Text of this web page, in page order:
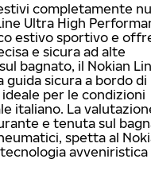
completamente
Ultra High
estivo sportivo e
e sicura ad alte
bagnato, il Nokian
guida sicura a bordo di
per le condizioni
italiano. La
e tenuta sul
spetta al